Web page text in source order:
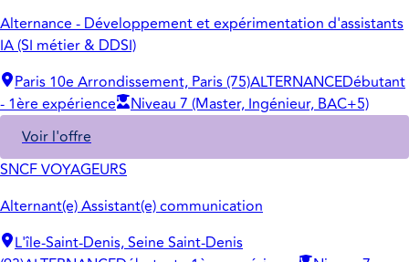
Alternance - Développement et expérimentation d'assistants
IA (SI métier & DDSI)
Paris 10e Arrondissement, Paris (75)ALTERNANCEDébutant
- 1ère expérience
Niveau 7 (Master, Ingénieur, BAC+5)
Voir l'offre
SNCF VOYAGEURS
Alternant(e) Assistant(e) communication
L'île-Saint-Denis, Seine Saint-Denis